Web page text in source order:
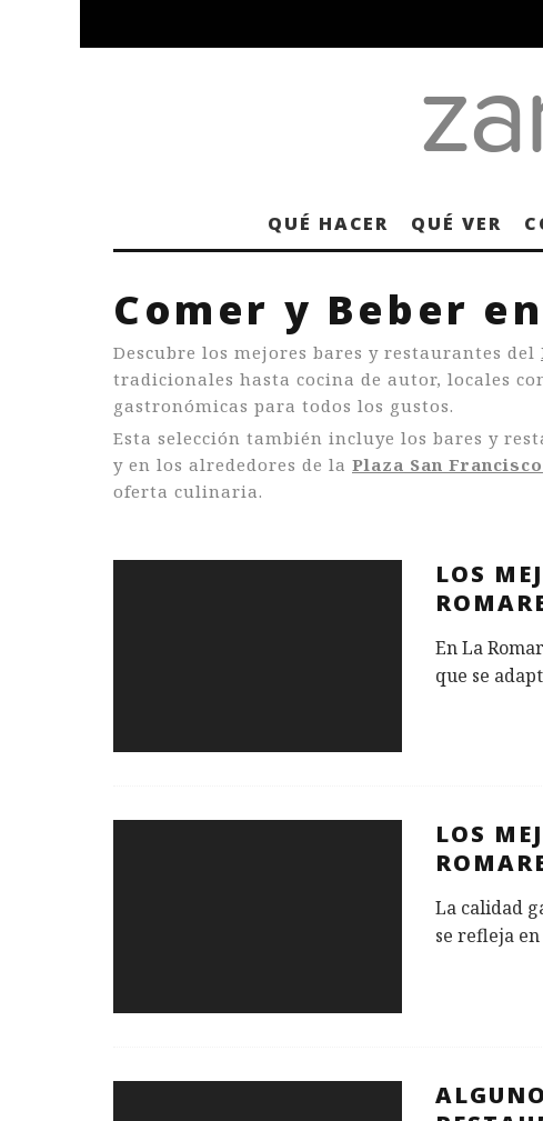
QUÉ HACER QUÉ VER
Comer y Beber
Descubre los mejores bares y restaurantes del
tradicionales hasta cocina de autor, locales
gastronómicas para todos los gustos.
Esta selección también incluye los bares y
y en los alrededores de la Plaza San Francisco
oferta culinaria.
LOS
En La
que se
LOS
La calidad
se refleja